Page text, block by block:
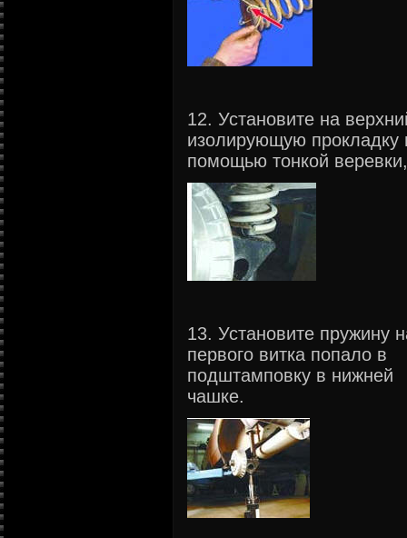
12. Установите на
изолирующую прокладку
помощью тонкой
13. Установите пружину
первого витка попало в
подштамповку в нижней
чашке.